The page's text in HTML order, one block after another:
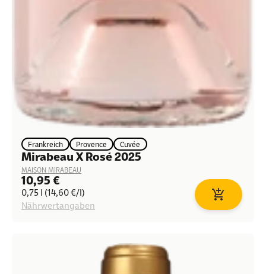
Frankreich Provence Cuvée
Mirabeau X Rosé 2025
MAISON MIRABEAU
Angebot
10,95 €
0,75 l (14,60 €/l)
Nährwertangaben
In den